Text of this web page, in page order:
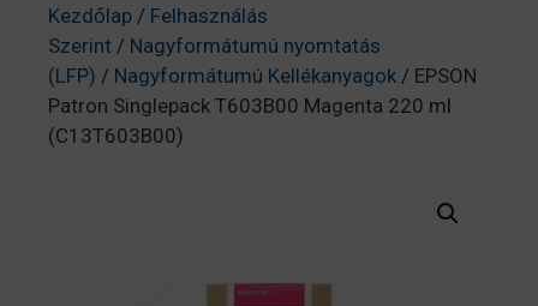
Kezdőlap / Felhasználás
Szerint / Nagyformátumú nyomtatás
(LFP) / Nagyformátumú Kellékanyagok / EPSON
Patron Singlepack T603B00 Magenta 220 ml
(C13T603B00)